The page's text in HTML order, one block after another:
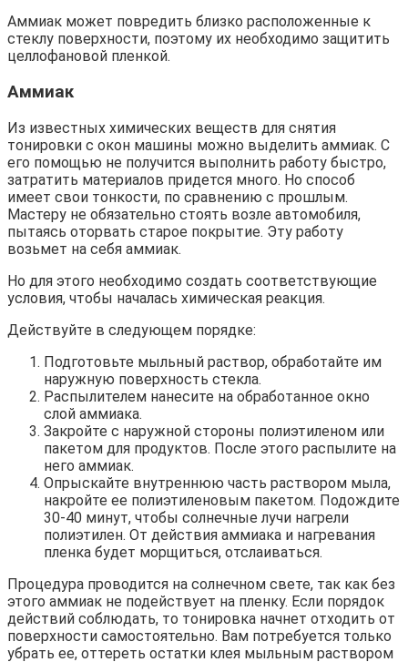
Аммиак может повредить близко расположенные к
стеклу поверхности, поэтому их необходимо защитить
целлофановой пленкой.
Аммиак
Из известных химических веществ для снятия
тонировки с окон машины можно выделить аммиак. С
его помощью не получится выполнить работу быстро,
затратить материалов придется много. Но способ
имеет свои тонкости, по сравнению с прошлым.
Мастеру не обязательно стоять возле автомобиля,
пытаясь оторвать старое покрытие. Эту работу
возьмет на себя аммиак.
Но для этого необходимо создать соответствующие
условия, чтобы началась химическая реакция.
Действуйте в следующем порядке:
Подготовьте мыльный раствор, обработайте им
наружную поверхность стекла.
Распылителем нанесите на обработанное окно
слой аммиака.
Закройте с наружной стороны полиэтиленом или
пакетом для продуктов. После этого распылите на
него аммиак.
Опрыскайте внутреннюю часть раствором мыла,
накройте ее полиэтиленовым пакетом. Подождите
30-40 минут, чтобы солнечные лучи нагрели
полиэтилен. От действия аммиака и нагревания
пленка будет морщиться, отслаиваться.
Процедура проводится на солнечном свете, так как без
этого аммиак не подействует на пленку. Если порядок
действий соблюдать, то тонировка начнет отходить от
поверхности самостоятельно. Вам потребуется только
убрать ее, оттереть остатки клея мыльным раствором